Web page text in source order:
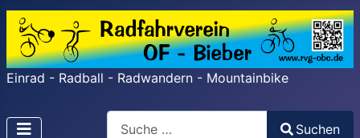
Einrad - Radball - Radwandern - Mountainbike
Search
Suchen